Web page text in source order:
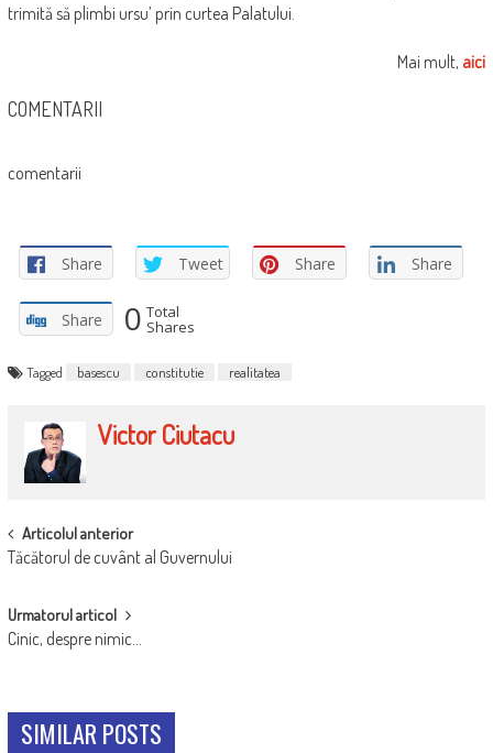
trimită să plimbi ursu’ prin curtea Palatului.
Mai mult, aici
COMENTARII
comentarii
Share Tweet Share Share
Share 0 Total
Shares
Tagged basescu constitutie realitatea
Victor Ciutacu
POST
NAVIGATION
Articolul anterior
Tăcătorul de cuvânt al Guvernului
Urmatorul articol
Cinic, despre nimic…
SIMILAR POSTS